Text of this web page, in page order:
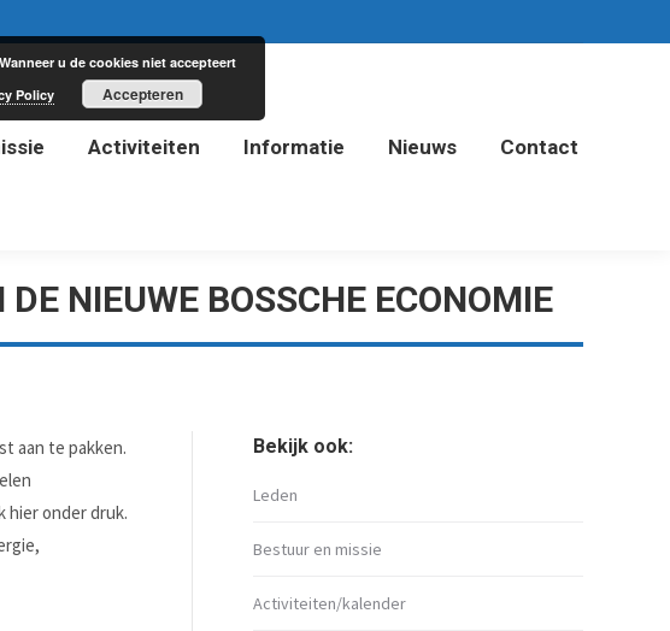
Activiteiten Informatie Nieuws Contact
NIEUWE BOSSCHE ECONOMIE
aan te pakken.
hier onder druk.
Bekijk ook:
Leden
Bestuur en missie
Activiteiten/kalender
u de cookies niet accepteert
Policy Accepteren
Activiteiten